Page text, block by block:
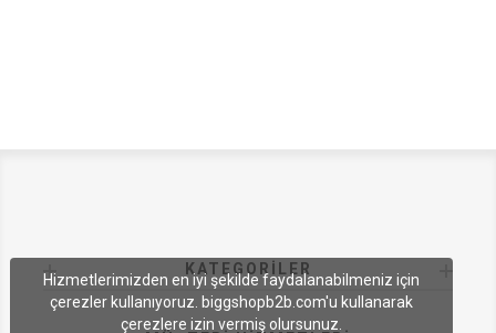
KATEGORILER
Hizmetlerimizden en iyi şekilde faydalanabilmeniz için
çerezler kullanıyoruz. biggshopb2b.com'u kullanarak
çerezlere izin vermiş olursunuz.